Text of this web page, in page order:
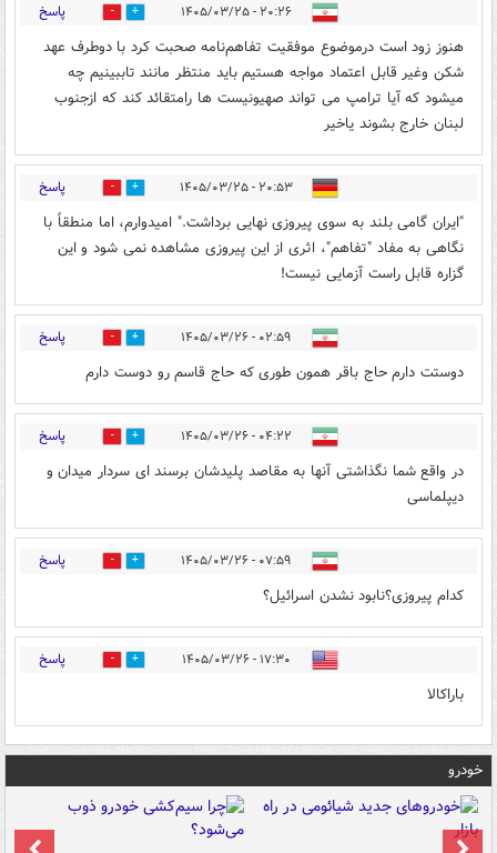
۲۰:۲۶ - ۱۴۰۵/۰۳/۲۵ 2 پاسخ
هنوز زود است درموضوع موفقیت تفاهم‌نامه صحبت کرد با دوطرف عهد
شکن وغیر قابل اعتماد مواجه هستیم بايد منتظر مانند تاببینیم چه
میشود که آیا ترامپ می تواند صهیونیست ها رامتقائد کند که ازجنوب
لبنان خارج بشوند یاخیر
۲۰:۵۳ - ۱۴۰۵/۰۳/۲۵ 9 پاسخ
"ایران گامی بلند به سوی پیروزی نهایی برداشت." امیدوارم، اما منطقاً با
نگاهی به مفاد "تفاهم"، اثری از این پیروزی مشاهده نمی شود و این
گزاره قابل راست آزمایی نیست!
۰۲:۵۹ - ۱۴۰۵/۰۳/۲۶ 0 پاسخ
دوستت دارم حاج باقر همون طوری که حاج قاسم رو دوست دارم
۰۴:۲۲ - ۱۴۰۵/۰۳/۲۶ 0 پاسخ
در واقع شما نگذاشتی آنها به مقاصد پلیدشان برسند ای سردار میدان و
دیپلماسی
۰۷:۵۹ - ۱۴۰۵/۰۳/۲۶ 3 پاسخ
کدام پیروزی؟نابود نشدن اسرائیل؟
۱۷:۳۰ - ۱۴۰۵/۰۳/۲۶ 0 پاسخ
باراکالا
خودرو